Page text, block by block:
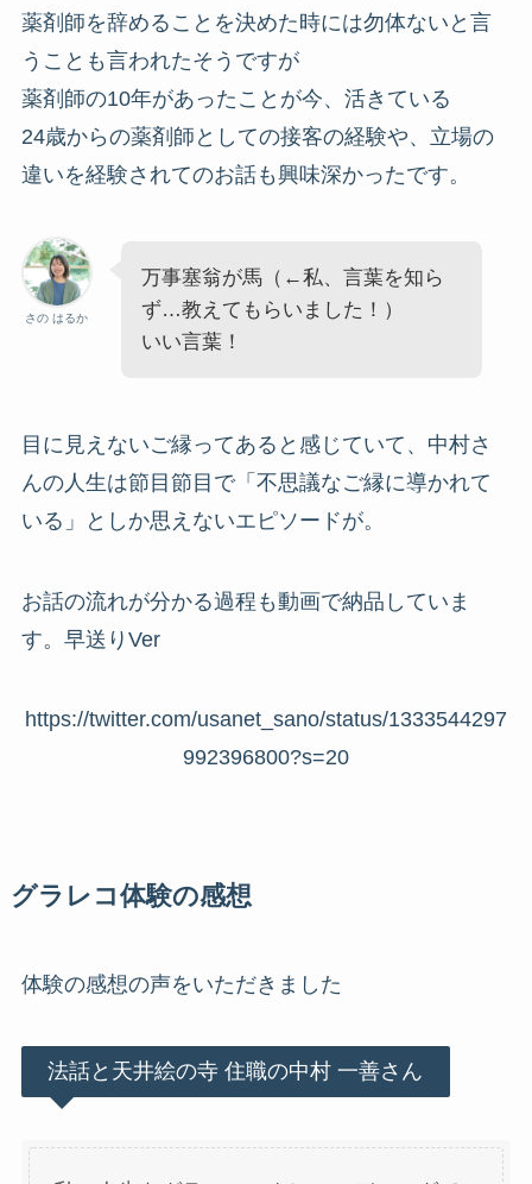
薬剤師を辞めることを決めた時には勿体ないと言
うことも言われたそうですが
薬剤師の10年があったことが今、活きている
24歳からの薬剤師としての接客の経験や、立場の
違いを経験されてのお話も興味深かったです。
さの はるか
万事塞翁が馬（←私、言葉を知ら
ず…教えてもらいました！）
いい言葉！
目に見えないご縁ってあると感じていて、中村さ
んの人生は節目節目で「不思議なご縁に導かれて
いる」としか思えないエピソードが。
お話の流れが分かる過程も動画で納品していま
す。早送りVer
https://twitter.com/usanet_sano/status/1333544297
992396800?s=20
グラレコ体験の感想
体験の感想の声をいただきました
法話と天井絵の寺 住職の中村 一善さん